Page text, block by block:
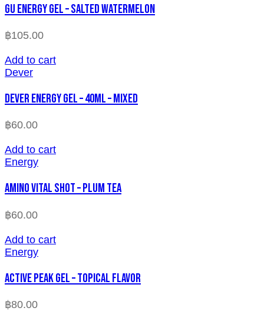
GU ENERGY GEL – SALTED WATERMELON
฿105.00
Add to cart
Dever
Dever Energy Gel – 40ml – MIXED
฿60.00
Add to cart
Energy
Amino Vital Shot – Plum Tea
฿60.00
Add to cart
Energy
Active Peak Gel – Topical Flavor
฿80.00